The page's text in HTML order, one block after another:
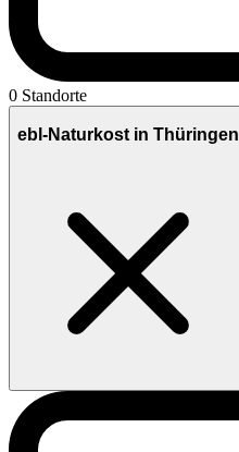
0 Standorte
ebl-Naturkost in Thüringen